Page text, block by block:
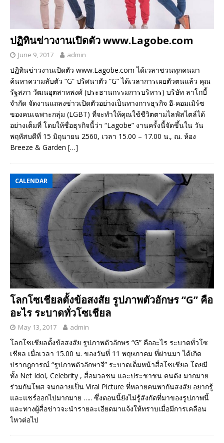
ปฏิทินข่าวงานเปิดตัว www.Lagobe.com
June 9, 2017 admin
ปฏิทินข่าวงานเปิดตัว www.Lagobe.com ได้เวลาชวนทุกคนมา
ค้นหาความลับตัว “G” ปริศนาตัว “G” ได้เวลาการเผยตัวตนแล้ว คุณ
รัฐสภา วัฒนอุตสาหพงศ์ (ประธานกรรมการบริหาร) บริษัท ลาโกบี้
จำกัด จัดงานแถลงข่าวเปิดตัวอย่างเป็นทางการธุรกิจ อี-คอมเมิร์ซ
ของคนเฉพาะกลุ่ม (LGBT) ที่จะทำให้คุณใช้ชีวิตตามไลฟ์สไตล์ได้
อย่างเต็มที่ โดยให้ชื่อธุรกิจนี้ว่า “Lagobe” งานครั้งนี้จัดขึ้นใน วัน
พฤหัสบดีที่ 15 มิถุนายน 2560, เวลา 15.00 – 17.00 น., ณ. ห้อง
Breeze & Garden […]
CALENDAR
โลกโซเชียลตั้งข้อสงสัย รูปภาพตัวอักษร “G” คือ
อะไร ระบาดทั่วโซเชียล
May 13, 2017 admin
โลกโซเชียลตั้งข้อสงสัย รูปภาพตัวอักษร “G” คืออะไร ระบาดทั่วโซ
เชียล เมื่อเวลา 15.00 น. ของวันที่ 11 พฤษภาคม ที่ผ่านมา ได้เกิด
ปรากฎการณ์ “รูปภาพตัวอักษาจี” ระบาดเต็มหน้าสื่อโซเชียล โดยมี
ทั้ง Net Idol, Celebrity , สื่อมวลชน และประชาชน คนดัง มากมาย
ร่วมกันโพส จนกลายเป็น Viral Picture ที่หลายคนพากันสงสัย อยากรู้
และแชร์ออกไปมากมาย ….. ซึ่งตอนนี้ยังไม่รู้สังกัดที่มาของรูปภาพนี้
และทางผู้สื่อข่าวจะนำรายละเอียดมาแจ้งให้ทราบเมื่อมีการเคลือน
ไหวต่อไป